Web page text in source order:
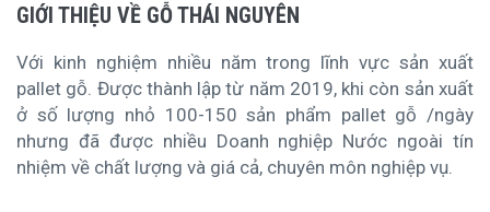
GIỚI THIỆU VỀ GỖ THÁI NGUYÊN
Với kinh nghiệm nhiều năm trong lĩnh vực sản xuất
pallet gỗ. Được thành lập từ năm 2019, khi còn sản xuất
ở số lượng nhỏ 100-150 sản phẩm pallet gỗ /ngày
nhưng đã được nhiều Doanh nghiệp Nước ngoài tín
nhiệm về chất lượng và giá cả, chuyên môn nghiệp vụ.